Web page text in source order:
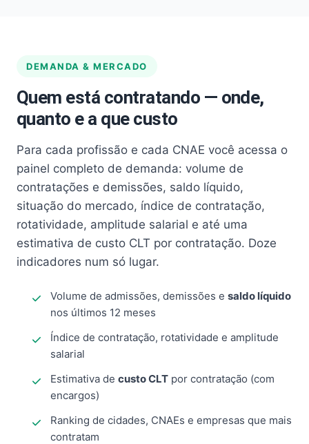
DEMANDA & MERCADO
Quem está contratando — onde,
quanto e a que custo
Para cada profissão e cada CNAE você acessa o
painel completo de demanda: volume de
contratações e demissões, saldo líquido,
situação do mercado, índice de contratação,
rotatividade, amplitude salarial e até uma
estimativa de custo CLT por contratação. Doze
indicadores num só lugar.
Volume de admissões, demissões e saldo líquido
nos últimos 12 meses
Índice de contratação, rotatividade e amplitude
salarial
Estimativa de custo CLT por contratação (com
encargos)
Ranking de cidades, CNAEs e empresas que mais
contratam